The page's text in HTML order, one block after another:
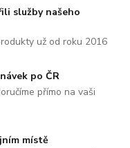
služby našeho
už od roku 2016
po ČR
přímo na vaši
místě